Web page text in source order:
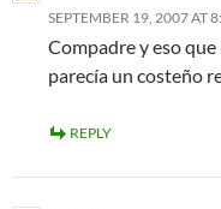
SEPTEMBER 19, 2007 AT
Compadre y eso
parecía un costeño
REPLY